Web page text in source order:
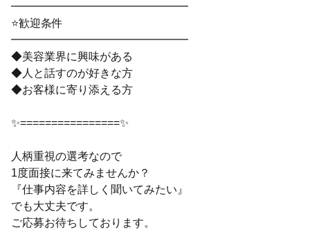
━━━━━━━━━━━━━━━━
⭐歓迎条件
━━━━━━━━━━━━━━━━
◆美容業界に興味がある
◆人と話すのが好きな方
◆お客様に寄り添える方
✨================✨
人柄重視の選考なので
1度面接に来てみませんか？
『仕事内容を詳しく聞いてみたい』
でも大丈夫です。
ご応募お待ちしております。